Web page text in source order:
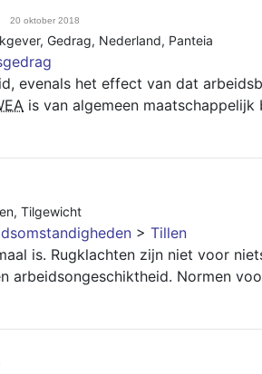
20 oktober 2018
, Gedrag, Nederland, Panteia
evenals het effect van dat
is van algemeen
, Tilgewicht
> Tillen
is. Rugklachten zijn niet voor
arbeidsongeschiktheid. Normen